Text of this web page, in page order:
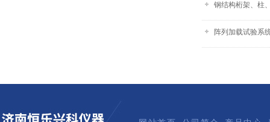
钢结构桁架、柱
阵列加载试验系